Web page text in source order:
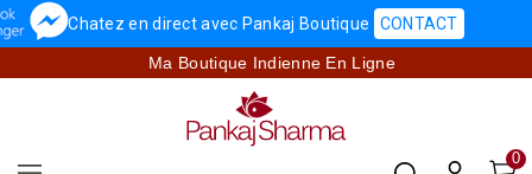
Chatez en direct avec Pankaj Boutique CONTACT
Ma Boutique Indienne En Ligne
0